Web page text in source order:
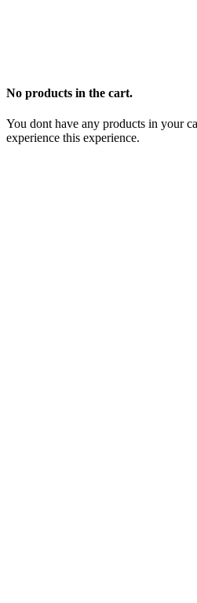
No products in the cart.
You dont have any products in your
experience this experience.